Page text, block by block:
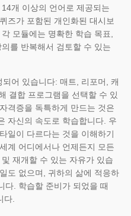
개 이상의 언어로 제공되는
즈가 포함된 개인화된 대시보
모듈에는 명확한 학습 목표,
를 반복해서 검토할 수 있는
어 있습니다: 매트, 리포머, 캐
결합 프로그램을 선택할 수 있
격증을 독특하게 만드는 것은
자신의 속도로 학습합니다. 우
일이 다르다는 것을 이해하기
계 어디에서나 언제든지 모든
재개할 수 있는 자유가 있습
도 없으며, 귀하의 삶에 적응하
다. 학습할 준비가 되었을 때
다.